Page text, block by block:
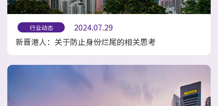
行业动态
2024.07.29
新晋港人：关于防止身份烂尾的相关思考